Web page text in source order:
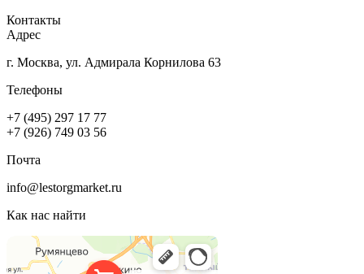
Контакты
Адрес
г. Москва, ул. Адмирала Корнилова 63
Телефоны
+7 (495) 297 17 77
+7 (926) 749 03 56
Почта
info@lestorgmarket.ru
Как нас найти
Лесторгмаркет
Пиломатериалы в Москве